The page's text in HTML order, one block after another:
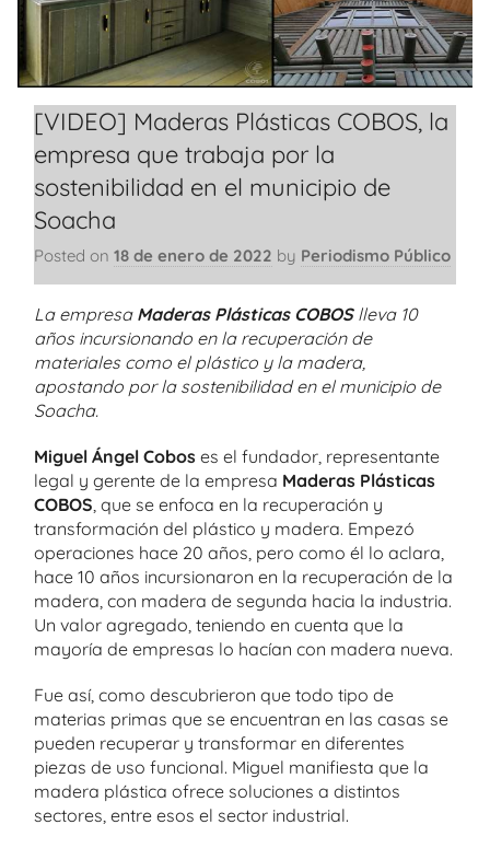
[VIDEO] Maderas Plásticas COBOS, la
empresa que trabaja por la
sostenibilidad en el municipio de
Soacha
Posted on 18 de enero de 2022 by Periodismo Público
La empresa Maderas Plásticas COBOSlleva 10
años incursionando en la recuperación de
materiales como el plástico y la madera,
apostando por la sostenibilidad en el municipio de
Soacha.
Miguel Ángel Cobos es el fundador, representante
legal y gerente de la empresa Maderas Plásticas
COBOS , que se enfoca en la recuperación y
transformación del plástico y madera. Empezó
operaciones hace 20 años, pero como él lo aclara,
hace 10 años incursionaron en la recuperación de la
madera, con madera de segunda hacia la industria.
Un valor agregado, teniendo en cuenta que la
mayoría de empresas lo hacían con madera nueva.
Fue así, como descubrieron que todo tipo de
materias primas que se encuentran en las casas se
pueden recuperar y transformar en diferentes
piezas de uso funcional. Miguel manifiesta que la
madera plástica ofrece soluciones a distintos
sectores, entre esos el sector industrial.